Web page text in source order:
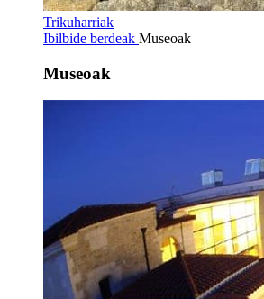
Trikuharriak
Ibilbide berdeak Museoak
Museoak